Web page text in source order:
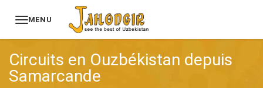
MENU
Circuits en Ouzbékistan
Circuits en Ouzbékistan depuis
Samarcande